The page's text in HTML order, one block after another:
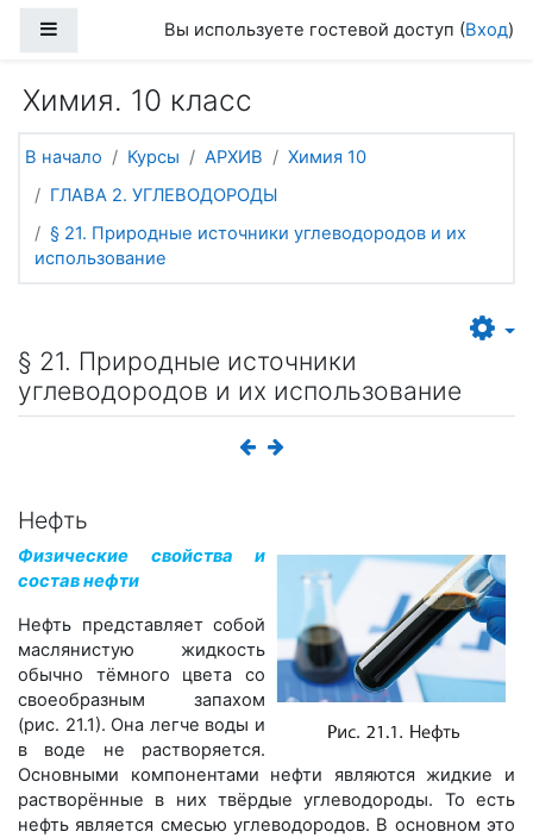
Боковая панельВы используете гостевой доступ (Вход)
Химия. 10 класс
В начало Курсы АРХИВ
Химия 10
ГЛАВА 2. УГЛЕВОДОРОДЫ
§ 21. Природные источники углеводородов и их
использование
§ 21. Природные источники
углеводородов и их использование
Нефть
Физические свойства и
состав нефти
Нефть представляет собой
маслянистую жидкость
обычно тёмного цвета со
своеобразным запахом
(рис. 21.1). Она легче воды и
в воде не растворяется.
Основными компонентами нефти являются жидкие и
растворённые в них твёрдые углеводороды. То есть
нефть является смесью углеводородов. В основном это